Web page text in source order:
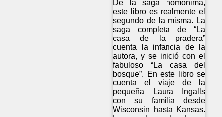
De la saga homónima,
este libro es realmente el
segundo de la misma. La
saga completa de “La
casa de la pradera”
cuenta la infancia de la
autora, y se inició con el
fabuloso “La casa del
bosque”. En este libro se
cuenta el viaje de la
pequeña Laura Ingalls
con su familia desde
Wisconsin hasta Kansas.